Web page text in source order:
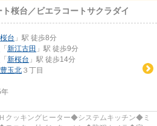
ト桜台／ビエラコートサクラダイ
桜台 」駅 徒歩8分
「 新江古田 」駅 徒歩9分
「 新桜台 」駅 徒歩14分
豊玉北 ３丁目
ッキングヒーター◆システムキッチン◆ミ